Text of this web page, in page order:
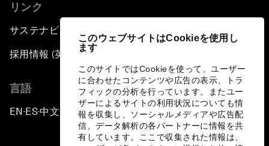
このウェブサイトはCookieを使用し
ます
このサイトではCookieを使って、ユーザー
に合わせたコンテンツや広告の表示、トラ
フィックの分析を行っています。またユー
ザーによるサイトの利用状況についても情
報を収集し、ソーシャルメディアや広告配
信、データ解析の各パートナーに情報を共
有しています。ここで収集された情報は、
リンク
サステナビリティへの取り組み
採用情報 (英語のみ)
言語
EN ▪ES▪中文▪ 日本語